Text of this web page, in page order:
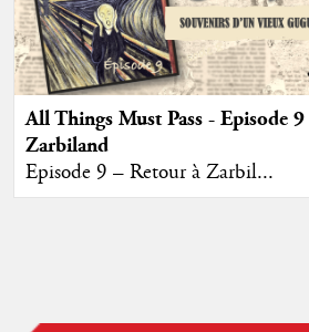
All Things Must Pass - Episode
Zarbiland
Episode 9 – Retour à Zarbil...